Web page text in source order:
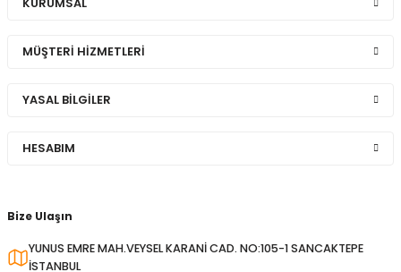
Bize Ulaşın
YUNUS EMRE MAH.VEYSEL KARANİ CAD. NO:105-1 SANCAKTEPE
İSTANBUL
MÜŞTERİ HİZMETLERİ
YASAL BİLGİLER
HESABIM